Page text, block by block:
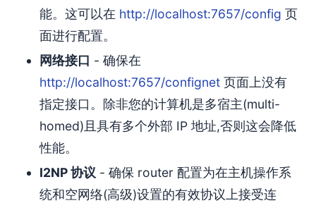
能。这可以在 http://localhost:7657/config 页
面进行配置。
网络接口 - 确保在
http://localhost:7657/confignet 页面上没有
指定接口。除非您的计算机是多宿主(multi-
homed)且具有多个外部 IP 地址,否则这会降低
性能。
I2NP 协议 - 确保 router 配置为在主机操作系
统和空网络(高级)设置的有效协议上接受连